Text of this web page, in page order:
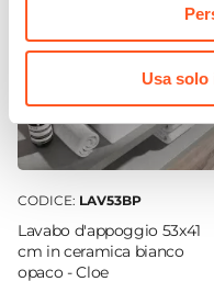
Usa solo
Cromata
Flessibili Di
Piletta
Inclusa
Portata L/min
11,1 L/min
Tipo Cartuccia
CODICE: LAV53BP
Lavabo d'appoggio 53x41
cm in ceramica bianco
opaco - Cloe